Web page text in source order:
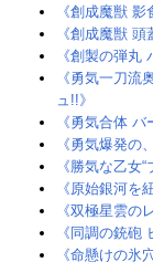
《創成魔獣 影
《創成魔獣 頭
《創製の弾丸
《勇気一刀流
ュ!!》
《勇気合体 バ
《勇気爆発の
《勝気な乙女
《原始銀河を
《双極星雲の
《同調の銃砲
《命懸けの氷